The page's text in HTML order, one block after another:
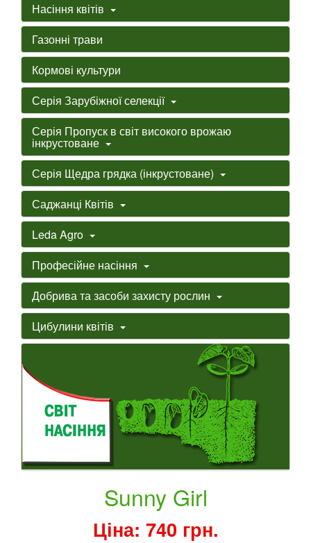
Насіння квітів
Газонні трави
Кормові культури
Серія Зарубіжної селекції
Серія Пропуск в світ високого врожаю
інкрустоване
Серія Щедра грядка (інкрустоване)
Саджанці Квітів
Leda Agro
Професійне насіння
Добрива та засоби захисту рослин
Цибулини квітів
Sunny Girl
Ціна: 740 грн.